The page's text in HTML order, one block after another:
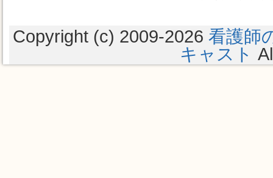
Copyright (c) 2009-2026 看護師
キャスト